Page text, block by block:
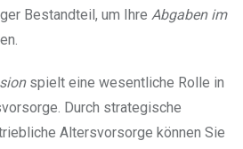
Bestandteil, um Ihre Abgaben im
spielt eine wesentliche Rolle in
Durch strategische
Altersvorsorge können Sie